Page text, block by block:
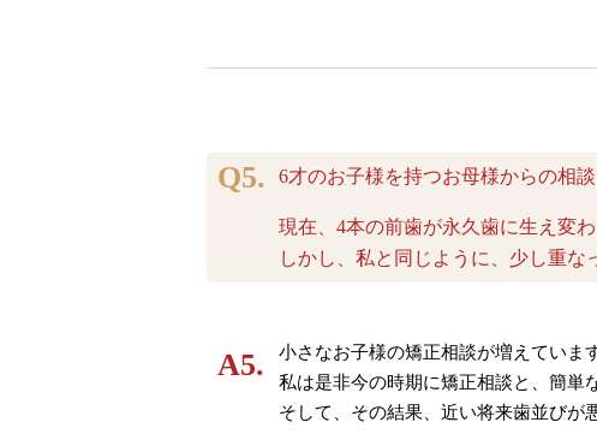
6才のお子様を持つお母様からの相談
現在、4本の前歯が永久歯に生え変わ
しかし、私と同じように、少し重な
小さなお子様の矯正相談が増えています
私は是非今の時期に矯正相談と、簡単
そして、その結果、近い将来歯並びが